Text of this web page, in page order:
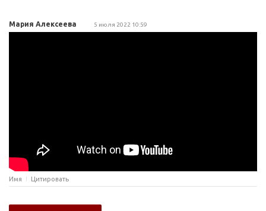
Мария Алексеева 5 июля 2022 10:59
Имя Цитировать